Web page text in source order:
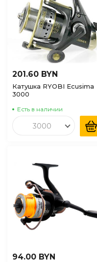
201.60 BYN
Катушка RYOBI Ecusima
3000
Есть в наличии
3000
94.00 BYN